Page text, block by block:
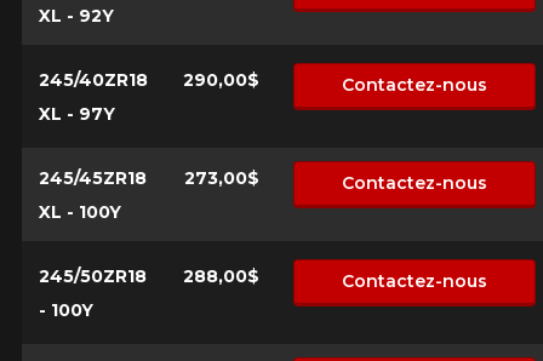
XL - 92Y
245/40ZR18
XL - 97Y
290,00$ Contactez-nous
245/45ZR18
XL - 100Y
273,00$ Contactez-nous
245/50ZR18
- 100Y
288,00$ Contactez-nous